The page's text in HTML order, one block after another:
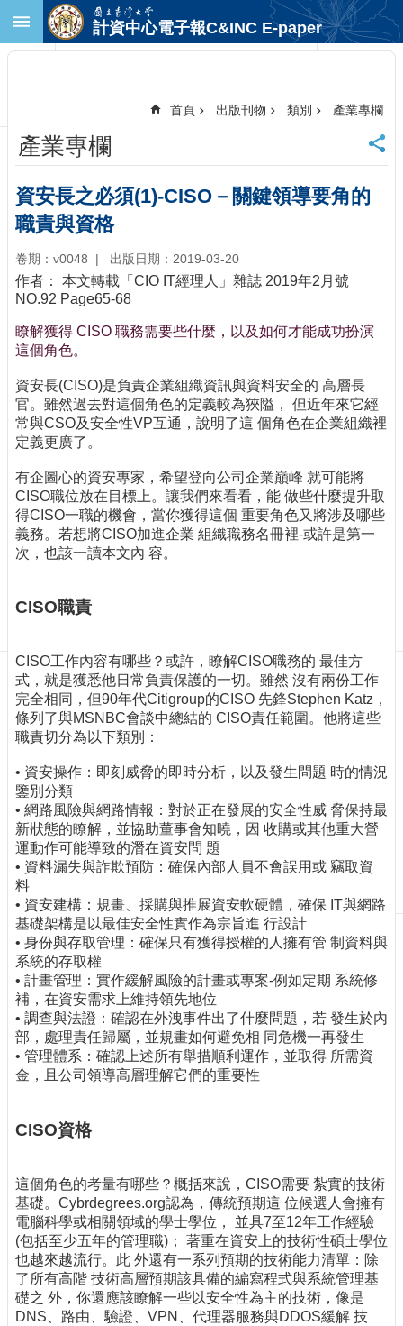
跳到主要內容區塊
首
頁
臺
大
首
計
中
首
頁
聯
資
訊
訂
閱/
取
消
網
站
最
息
關
於
我
出
版
刊
物
校
務
服
務
專
題
報
導
技
術
專
欄
計資中心電子報C&INC E-paper
首頁 出版刊物 類別 產業專欄
產業專欄
資安長之必須(1)-CISO－關鍵領導要角的
職責與資格
卷期：v0048 出版日期：2019-03-20
作者： 本文轉載「CIO IT經理人」雜誌 2019年2月號
NO.92 Page65-68
瞭解獲得 CISO 職務需要些什麼，以及如何才能成功扮演
這個角色。
資安長(CISO)是負責企業組織資訊與資料安全的 高層長
官。雖然過去對這個角色的定義較為狹隘， 但近年來它經
常與CSO及安全性VP互通，說明了這 個角色在企業組織裡
定義更廣了。
有企圖心的資安專家，希望登向公司企業巔峰 就可能將
CISO職位放在目標上。讓我們來看看，能 做些什麼提升取
得CISO一職的機會，當你獲得這個 重要角色又將涉及哪些
義務。若想將CISO加進企業 組織職務名冊裡-或許是第一
次，也該一讀本文內 容。
CISO職責
CISO工作內容有哪些？或許，瞭解CISO職務的 最佳方
式，就是獲悉他日常負責保護的一切。雖然 沒有兩份工作
完全相同，但90年代Citigroup的CISO 先鋒Stephen Katz，
條列了與MSNBC會談中總結的 CISO責任範圍。他將這些
職責切分為以下類別：
• 資安操作：即刻威脅的即時分析，以及發生問題 時的情況
鑒別分類
• 網路風險與網路情報：對於正在發展的安全性威 脅保持最
新狀態的瞭解，並協助董事會知曉，因 收購或其他重大營
運動作可能導致的潛在資安問 題
• 資料漏失與詐欺預防：確保內部人員不會誤用或 竊取資
料
• 資安建構：規畫、採購與推展資安軟硬體，確保 IT與網路
基礎架構是以最佳安全性實作為宗旨進 行設計
• 身份與存取管理：確保只有獲得授權的人擁有管 制資料與
系統的存取權
• 計畫管理：實作緩解風險的計畫或專案-例如定期 系統修
補，在資安需求上維持領先地位
• 調查與法證：確認在外洩事件出了什麼問題，若 發生於內
部，處理責任歸屬，並規畫如何避免相 同危機一再發生
• 管理體系：確認上述所有舉措順利運作，並取得 所需資
金，且公司領導高層理解它們的重要性
CISO資格
這個角色的考量有哪些？概括來說，CISO需要 紮實的技術
基礎。Cybrdegrees.org認為，傳統預期這 位候選人會擁有
電腦科學或相關領域的學士學位， 並具7至12年工作經驗
(包括至少五年的管理職)； 著重在資安上的技術性碩士學位
也越來越流行。此 外還有一系列預期的技術能力清單：除
了所有高階 技術高層預期該具備的編寫程式與系統管理基
礎之 外，你還應該瞭解一些以安全性為主的技術，像是
DNS、路由、驗證、VPN、代理器服務與DDOS緩解 技